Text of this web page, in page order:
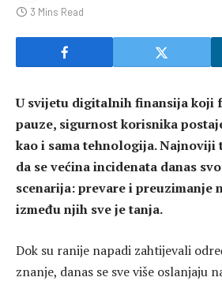
3 Mins Read
U svijetu digitalnih finansija koji
pauze, sigurnost korisnika
kao i sama tehnologija.
da se većina incidenata danas
scenarija: prevare i preuzimanje
između njih sve je tanja.
Dok su ranije napadi zahtijevali
znanje, danas se sve više oslanjaju